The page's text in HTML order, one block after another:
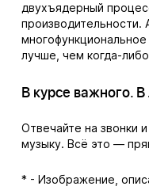
двухъядерный
производительности.
лучше, чем когда-
В курсе важного.
Отвечайте на звонки
музыку. Всё это —
* - Изображение,